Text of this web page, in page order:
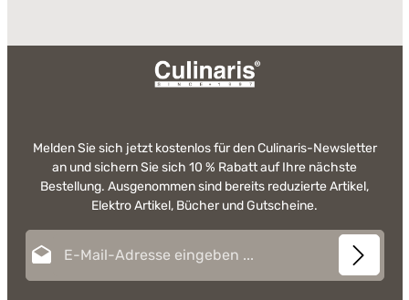
Melden Sie sich jetzt kostenlos für den Culinaris-Newsletter
an und sichern Sie sich 10 % Rabatt auf Ihre nächste
Bestellung. Ausgenommen sind bereits reduzierte Artikel,
Elektro Artikel, Bücher und Gutscheine.